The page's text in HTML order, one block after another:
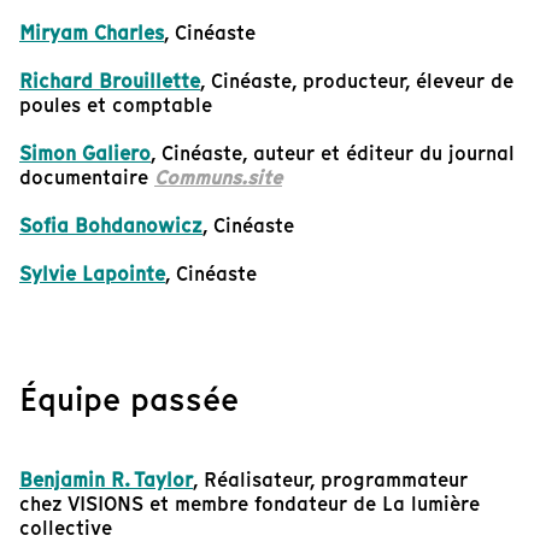
Miryam Charles, Cinéaste
Richard Brouillette, Cinéaste, producteur, éleveur de
poules et comptable
Simon Galiero, Cinéaste, auteur et éditeur du journal
documentaire Communs.site
Sofia Bohdanowicz, Cinéaste
Sylvie Lapointe, Cinéaste
Équipe passée
Benjamin R. Taylor, Réalisateur, programmateur
chez VISIONS et membre fondateur de La lumière
collective